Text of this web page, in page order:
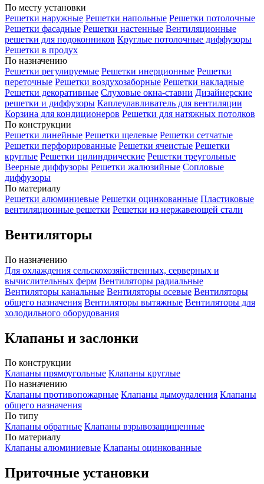
По месту установки
Решетки наружные Решетки напольные Решетки потолочные
Решетки фасадные Решетки настенные Вентиляционные
решетки для подоконников Круглые потолочные диффузоры
Решетки в продух
По назначению
Решетки регулируемые Решетки инерционные Решетки
переточные Решетки воздухозаборные Решетки накладные
Решетки декоративные Слуховые окна-ставни Дизайнерские
решетки и диффузоры Каплеулавливатель для вентиляции
Корзина для кондиционеров Решетки для натяжных потолков
По конструкции
Решетки линейные Решетки щелевые Решетки сетчатые
Решетки перфорированные Решетки ячеистые Решетки
круглые Решетки цилиндрические Решетки треугольные
Веерные диффузоры Решетки жалюзийные Сопловые
диффузоры
По материалу
Решетки алюминиевые Решетки оцинкованные Пластиковые
вентиляционные решетки Решетки из нержавеющей стали
Вентиляторы
По назначению
Для охлаждения сельскохозяйственных, серверных и
вычислительных ферм Вентиляторы радиальные
Вентиляторы канальные Вентиляторы осевые Вентиляторы
общего назначения Вентиляторы вытяжные Вентиляторы для
холодильного оборудования
Клапаны и заслонки
По конструкции
Клапаны прямоугольные Клапаны круглые
По назначению
Клапаны противопожарные Клапаны дымоудаления Клапаны
общего назначения
По типу
Клапаны обратные Клапаны взрывозащищенные
По материалу
Клапаны алюминиевые Клапаны оцинкованные
Приточные установки